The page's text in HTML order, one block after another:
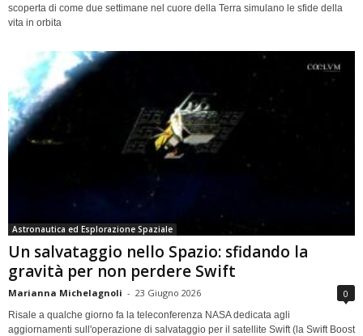
scoperta di come due settimane nel cuore della Terra simulano le sfide della
vita in orbita
Astronautica ed Esplorazione Spaziale
Un salvataggio nello Spazio: sfidando la
gravità per non perdere Swift
Marianna Michelagnoli - 23 Giugno 2026 0
Risale a qualche giorno fa la teleconferenza NASA dedicata agli
aggiornamenti sull'operazione di salvataggio per il satellite Swift (la Swift Boost